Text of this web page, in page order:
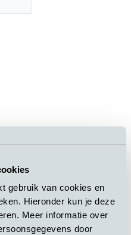
gebruik van cookies en
Hieronder kun je deze
Meer informatie over
door
生产项目正在进行中